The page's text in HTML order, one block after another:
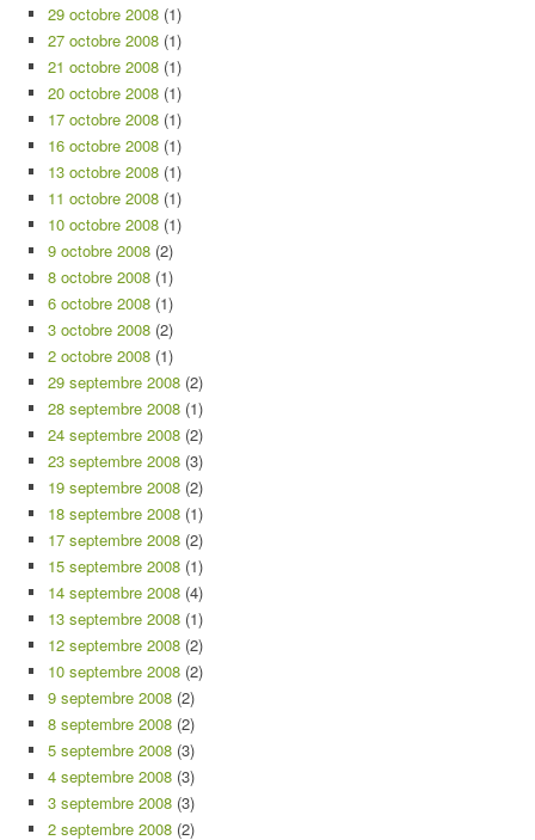
29 octobre 2008 (1)
27 octobre 2008 (1)
21 octobre 2008 (1)
20 octobre 2008 (1)
17 octobre 2008 (1)
16 octobre 2008 (1)
13 octobre 2008 (1)
11 octobre 2008 (1)
10 octobre 2008 (1)
9 octobre 2008 (2)
8 octobre 2008 (1)
6 octobre 2008 (1)
3 octobre 2008 (2)
2 octobre 2008 (1)
29 septembre 2008 (2)
28 septembre 2008 (1)
24 septembre 2008 (2)
23 septembre 2008 (3)
19 septembre 2008 (2)
18 septembre 2008 (1)
17 septembre 2008 (2)
15 septembre 2008 (1)
14 septembre 2008 (4)
13 septembre 2008 (1)
12 septembre 2008 (2)
10 septembre 2008 (2)
9 septembre 2008 (2)
8 septembre 2008 (2)
5 septembre 2008 (3)
4 septembre 2008 (3)
3 septembre 2008 (3)
2 septembre 2008 (2)